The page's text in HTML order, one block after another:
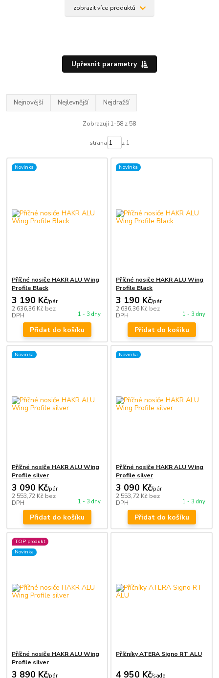
zobrazit více produktů
Upřesnit parametry
Nejnovější Nejlevnější Nejdražší
Zobrazuji 1-58 z 58
strana z 1
Novinka
Příčné nosiče HAKR ALU Wing
Profile Black
3 190 Kč/pár
2 636,36 Kč bez
DPH
1 - 3 dny
Přidat do košíku
Novinka
Příčné nosiče HAKR ALU Wing
Profile Black
3 190 Kč/pár
2 636,36 Kč bez
DPH
1 - 3 dny
Přidat do košíku
Novinka
Příčné nosiče HAKR ALU Wing
Profile silver
3 090 Kč/pár
2 553,72 Kč bez
DPH
1 - 3 dny
Přidat do košíku
Novinka
Příčné nosiče HAKR ALU Wing
Profile silver
3 090 Kč/pár
2 553,72 Kč bez
DPH
1 - 3 dny
Přidat do košíku
TOP produkt
Novinka
Příčné nosiče HAKR ALU Wing
Profile silver
3 890 Kč/pár
Příčníky ATERA Signo RT ALU
4 950 Kč/sada